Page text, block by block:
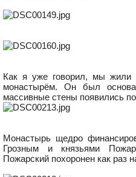
Как я уже говорил, мы жили
монастырём. Он был
массивные стены появились
Монастырь щедро
Грозным и князьями
Пожарский похоронен как раз